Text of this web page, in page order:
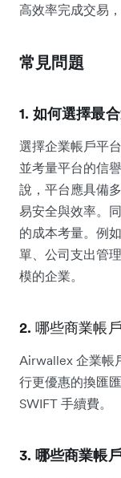
高效率完成交易
常見問題
1. 如何選擇最
選擇企業帳戶平
並考量平台的信
說，平台應具備
易安全與效率。
的成本考量。例
單、公司支出管
模的企業。
2. 哪些商業帳
Airwallex 企業帳
行更優惠的換匯
SWIFT 手續費。
3. 哪些商業帳